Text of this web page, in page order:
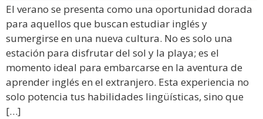
El verano se presenta como una oportunidad dorada
para aquellos que buscan estudiar inglés y
sumergirse en una nueva cultura. No es solo una
estación para disfrutar del sol y la playa; es el
momento ideal para embarcarse en la aventura de
aprender inglés en el extranjero. Esta experiencia no
solo potencia tus habilidades lingüísticas, sino que
[…]